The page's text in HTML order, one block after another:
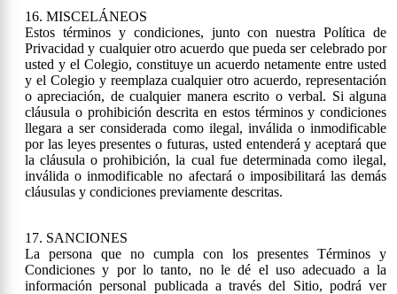
16. MISCELÁNEOS
Estos términos y condiciones, junto con nuestra Política de
Privacidad y cualquier otro acuerdo que pueda ser celebrado por
usted y el Colegio, constituye un acuerdo netamente entre usted
y el Colegio y reemplaza cualquier otro acuerdo, representación
o apreciación, de cualquier manera escrito o verbal. Si alguna
cláusula o prohibición descrita en estos términos y condiciones
llegara a ser considerada como ilegal, inválida o inmodificable
por las leyes presentes o futuras, usted entenderá y aceptará que
la cláusula o prohibición, la cual fue determinada como ilegal,
inválida o inmodificable no afectará o imposibilitará las demás
cláusulas y condiciones previamente descritas.
17. SANCIONES
La persona que no cumpla con los presentes Términos y
Condiciones y por lo tanto, no le dé el uso adecuado a la
información personal publicada a través del Sitio, podrá ver